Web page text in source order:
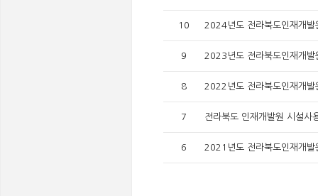
10 2024년도 전라북도인재개발
9 2023년도 전라북도인재개발
8 2022년도 전라북도인재개발
7 전라북도 인재개발원 시설사
6 2021년도 전라북도인재개발